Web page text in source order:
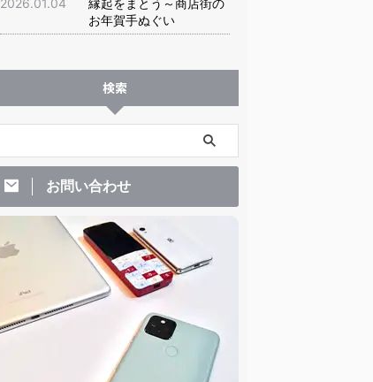
2026.01.04
縁起をまとう～商店街の
お年賀手ぬぐい
検索
お問い合わせ